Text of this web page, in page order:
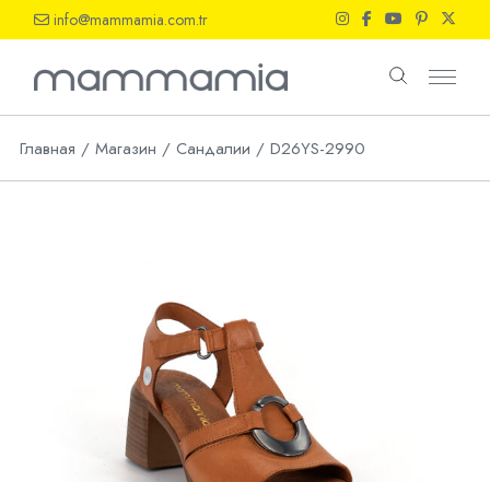
the
info@mammamia.com.tr
Главная Магазин Сандалии D26YS-2990